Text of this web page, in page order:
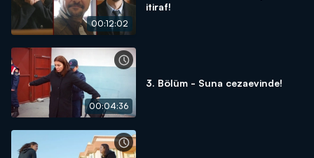
00:12:02
itiraf!
00:04:36
3. Bölüm - Suna cezaevinde!